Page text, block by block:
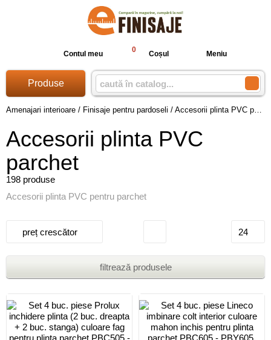
Contul meu 0 Coșul Meniu
Produse
Amenajari interioare / Finisaje pentru pardoseli / Accesorii plinta PVC parchet
Accesorii plinta PVC
parchet
198 produse
Accesorii plinta PVC pentru parchet
preț crescător 24
filtrează produsele